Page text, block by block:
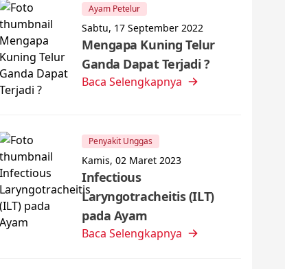
Ayam Petelur
Sabtu, 17 September 2022
Mengapa Kuning Telur
Ganda Dapat Terjadi ?
Baca Selengkapnya
Penyakit Unggas
Kamis, 02 Maret 2023
Infectious
Laryngotracheitis (ILT)
pada Ayam
Baca Selengkapnya